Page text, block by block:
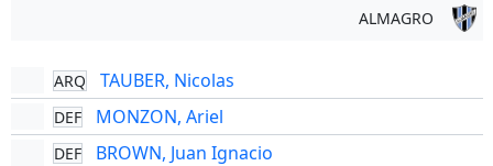
ALMAGRO
ARQ TAUBER, Nicolas
DEF MONZON, Ariel
DEF BROWN, Juan Ignacio